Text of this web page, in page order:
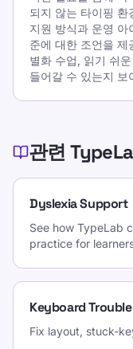
되지 않는 타이핑 환
지원 방식과 운영 아
준에 대한 조언을
별화 수업, 읽기 쉬
들어갈 수 있는지 보
관련
Dyslexia Support
See how TypeLab
practice for
Keyboard
Fix layout, stuck-